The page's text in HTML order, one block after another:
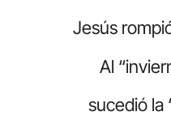
Jesús
Al
sucedió la